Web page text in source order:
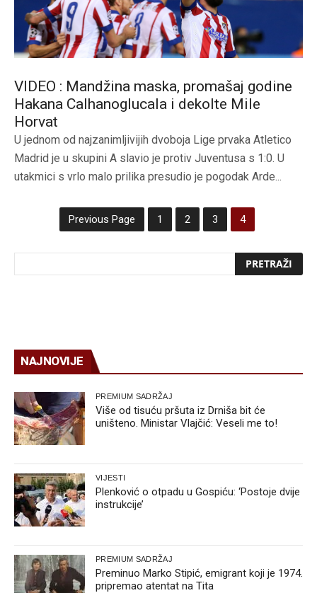
VIDEO : Mandžina maska, promašaj godine
Hakana Calhanoglucala i dekolte Mile
Horvat
U jednom od najzanimljivijih dvoboja Lige prvaka Atletico
Madrid je u skupini A slavio je protiv Juventusa s 1:0. U
utakmici s vrlo malo prilika presudio je pogodak Arde...
Previous Page 1 2 3 4
NAJNOVIJE
PREMIUM SADRŽAJ
Više od tisuću pršuta iz Drniša bit će
uništeno. Ministar Vlajčić: Veseli me to!
VIJESTI
Plenković o otpadu u Gospiću: ‘Postoje dvije
instrukcije’
PREMIUM SADRŽAJ
Preminuo Marko Stipić, emigrant koji je 1974.
pripremao atentat na Tita